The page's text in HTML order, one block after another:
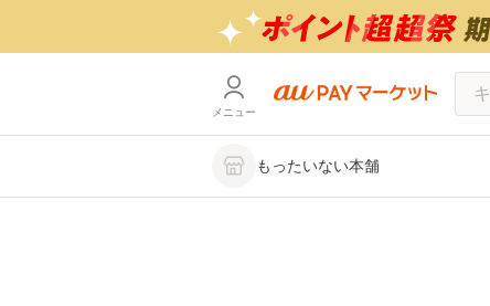
メニュー
もったいない本舗